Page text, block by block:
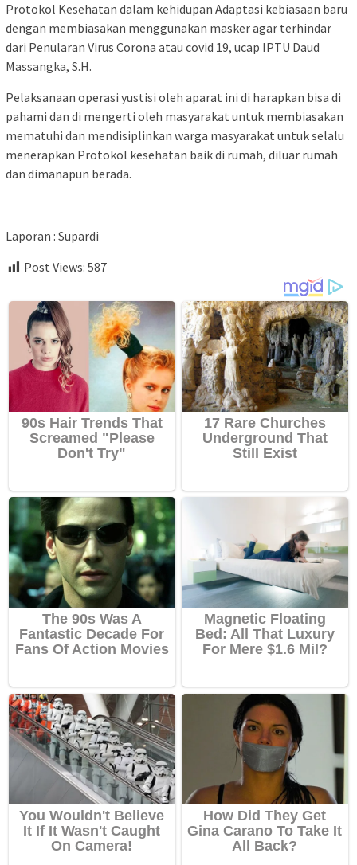
Protokol Kesehatan dalam kehidupan Adaptasi kebiasaan baru
dengan membiasakan menggunakan masker agar terhindar
dari Penularan Virus Corona atau covid 19, ucap IPTU Daud
Massangka, S.H.
Pelaksanaan operasi yustisi oleh aparat ini di harapkan bisa di
pahami dan di mengerti oleh masyarakat untuk membiasakan
mematuhi dan mendisiplinkan warga masyarakat untuk selalu
menerapkan Protokol kesehatan baik di rumah, diluar rumah
dan dimanapun berada.
Laporan : Supardi
Post Views: 587